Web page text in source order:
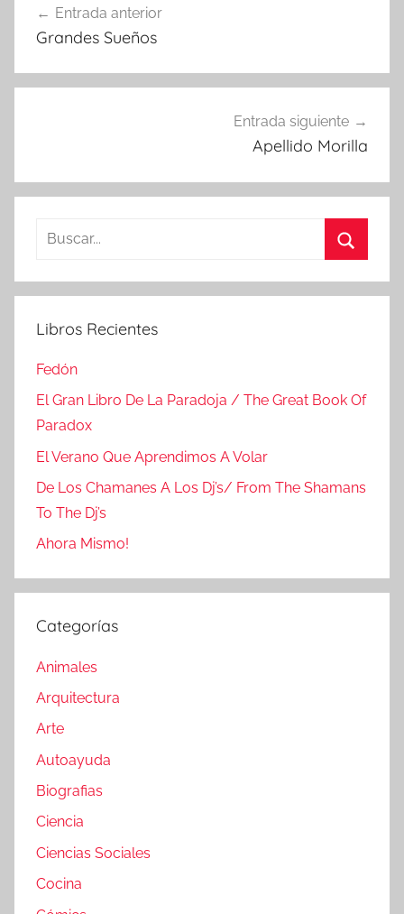
de
Entrada anterior
Grandes Sueños
Entrada siguiente
Apellido Morilla
Buscar:
Libros Recientes
Fedón
El Gran Libro De La Paradoja / The Great Book Of
Paradox
El Verano Que Aprendimos A Volar
De Los Chamanes A Los Dj’s/ From The Shamans
To The Dj’s
Ahora Mismo!
Categorías
Animales
Arquitectura
Arte
Autoayuda
Biografias
Ciencia
Ciencias Sociales
Cocina